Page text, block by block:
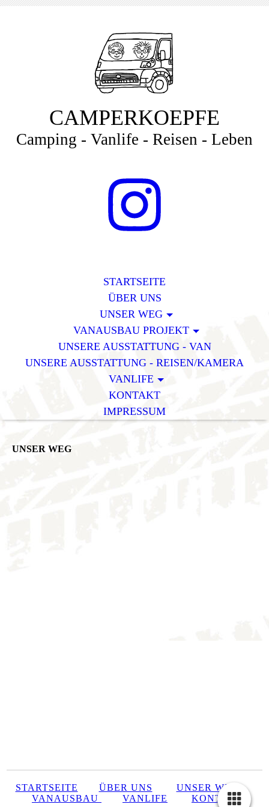
CAMPERKOEPFE
Camping - Vanlife - Reisen - Leben
STARTSEITE
ÜBER UNS
UNSER WEG
VANAUSBAU PROJEKT
UNSERE AUSSTATTUNG - VAN
UNSERE AUSSTATTUNG - REISEN/KAMERA
VANLIFE
KONTAKT
IMPRESSUM
UNSER WEG
STARTSEITE ÜBER UNS
UNSER WEG
VANAUSBAU
VANLIFE KONTAKT